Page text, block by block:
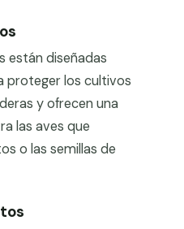
están diseñadas
proteger los cultivos
y ofrecen una
las aves que
o las semillas de